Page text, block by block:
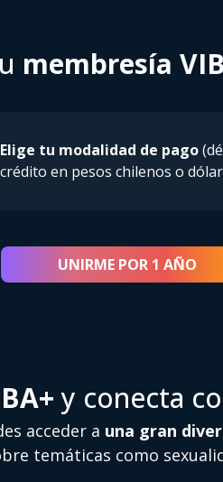
membresía
Elige tu modalidad de pago
crédito en pesos chilenos o
UNIRME POR 1 AÑO
y conecta
acceder a una gran
temáticas como